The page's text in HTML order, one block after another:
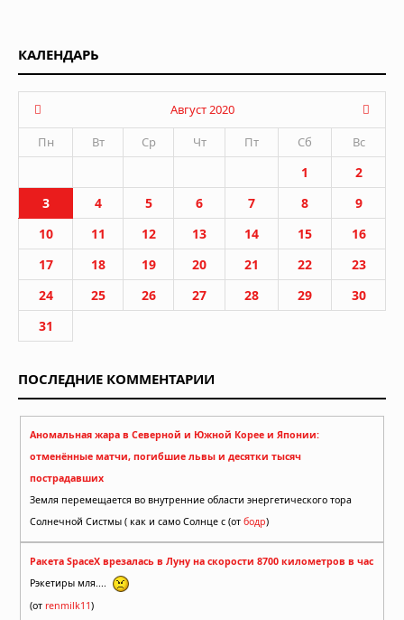
КАЛЕНДАРЬ
Август 2020
Пн
Вт Ср Чт Пт Сб Вс
1
2
3
4 5 6 7 8
9
10
11 12 13 14 15
16
17
18 19 20 21 22
23
24
25 26 27 28 29
30
31
ПОСЛЕДНИЕ КОММЕНТАРИИ
Аномальная жара в Северной и Южной Корее и Японии:
отменённые матчи, погибшие львы и десятки тысяч
пострадавших
Земля перемещается во внутренние области энергетического тора
Солнечной Систмы ( как и само Солнце с (от бодр)
Ракета SpaceX врезалась в Луну на скорости 8700 километров в час
Рэкетиры мля....
(от renmilk11)